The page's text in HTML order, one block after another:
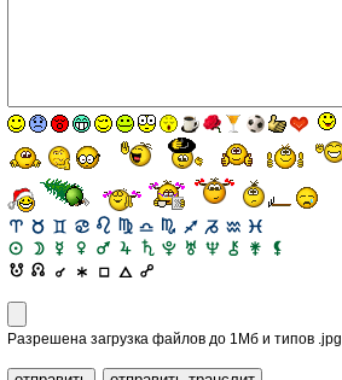
Разрешена загрузка файлов до 1Мб и типов